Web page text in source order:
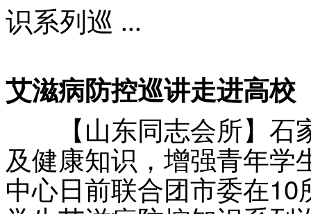
识系列巡 ...
艾滋病防控巡讲走进高校
【山东同志会所】石
及健康知识，增强青年
中心日前联合团市委在10